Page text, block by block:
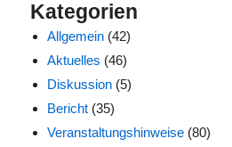
Kategorien
Allgemein (42)
Aktuelles (46)
Diskussion (5)
Bericht (35)
Veranstaltungshinweise (80)